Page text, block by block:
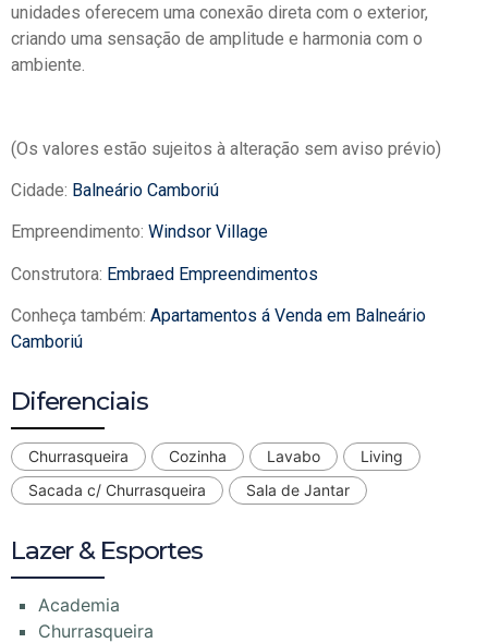
unidades oferecem uma conexão direta com o exterior,
criando uma sensação de amplitude e harmonia com o
ambiente.
(Os valores estão sujeitos à alteração sem aviso prévio)
Cidade: Balneário Camboriú
Empreendimento: Windsor Village
Construtora: Embraed Empreendimentos
Conheça também: Apartamentos á Venda em Balneário
Camboriú
Diferenciais
Churrasqueira Cozinha Lavabo
Living
Sacada c/ Churrasqueira
Sala de Jantar
Lazer & Esportes
Academia
Churrasqueira